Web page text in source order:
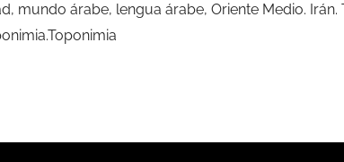
mundo árabe, lengua árabe, Oriente Medio. Irán.